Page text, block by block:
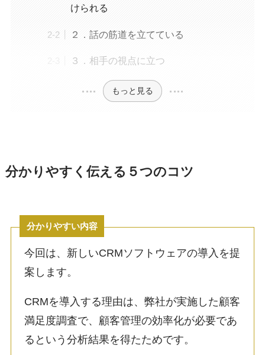
けられる
２．話の筋道を立てている
３．相手の視点に立つ
もっと見る
分かりやすく伝える５つのコツ
分かりやすい内容
今回は、新しいCRMソフトウェアの導入を提
案します。
CRMを導入する理由は、弊社が実施した顧客
満足度調査で、顧客管理の効率化が必要であ
るという分析結果を得たためです。